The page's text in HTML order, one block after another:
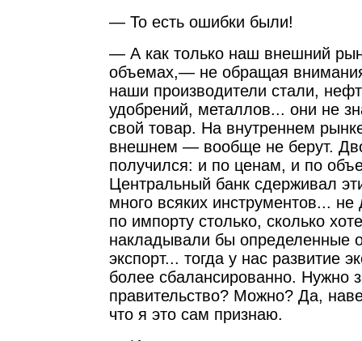
— То есть ошибки были!
— А как только наш внешний
объемах,— не обращая
наши производители стали,
удобрений, металлов... они не
свой товар. На внутреннем
внешнем — вообще не берут.
получился: и по ценам, и по
Центральный банк сдерживал
много всяких инструментов... не
по импорту столько, сколько
накладывали бы определенные
экспорт... тогда у нас развитие
более сбалансированно. Нужно
правительство? Можно? Да,
что я это сам признаю.